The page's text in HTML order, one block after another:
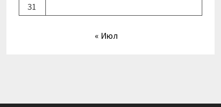
31
« Июл